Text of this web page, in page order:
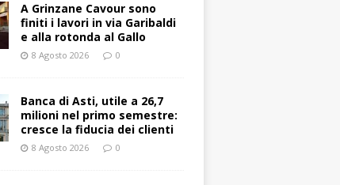
A Grinzane Cavour sono
finiti i lavori in via Garibaldi
e alla rotonda al Gallo
8 Agosto 2026 0
Banca di Asti, utile a 26,7
milioni nel primo semestre:
cresce la fiducia dei clienti
8 Agosto 2026 0